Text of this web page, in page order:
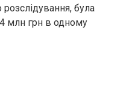
була
млн грн в одному